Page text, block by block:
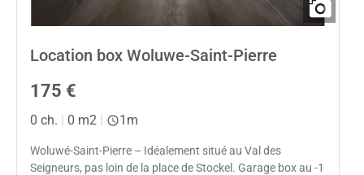
Location box Woluwe-Saint-Pierre
175 €
0 ch. 0 m2 1m
Woluwé-Saint-Pierre – Idéalement situé au Val des
Seigneurs, pas loin de la place de Stockel. Garage box au -1